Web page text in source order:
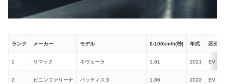
ランク メーカー モデル 0-100km/h(秒) 年式 区分
1 リマック ネヴェーラ 1.81 2021 EV
2 ピニンファリーナ バッティスタ 1.86 2022 EV